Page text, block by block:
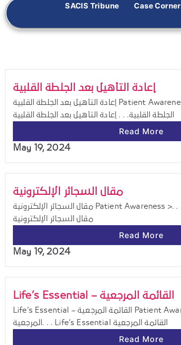
SACIS Tribune Case Corner
إعادة التأهيل بعد الجلطة القلبية
إعادة التأهيل بعد الجلطة القلبية Patient Awareness >إعادة التأهيل بعد
الجلطة القلبية. . . إعادة التأهيل بعد الجلطة القلبية
Read More
May 19, 2024
مقال السجائر الإلكترونية
مقال السجائر الإلكترونية Patient Awareness >مقال السجائر الإلكترونية . . .
مقال السجائر الإلكترونية
Read More
May 19, 2024
Life’s Essential – القائمة المرجعية
Life’s Essential – القائمة المرجعية Patient Awareness > القائمة
المرجعية. . . Life’s Essential القائمة المرجعية
Read More